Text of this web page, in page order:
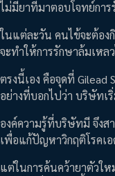
ไม่มียาที่มาตอบโจทย์การ
ในแต่ละวัน คนไข้จะต้อง
จะทำให้การรักษาล้มเหล
ตรงนี้เอง คือจุดที่ Gilead
อย่างที่บอกไปว่า บริษัทเ
องค์ความรู้ที่บริษัทมี จึงส
เพื่อแก้ปัญหาวิกฤติโรคเอ
แต่ในการค้นคว้ายาตัวใ